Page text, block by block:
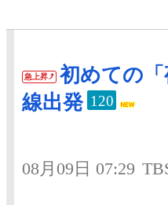
急上昇
初めての
線出発 120
08月09日 07:29